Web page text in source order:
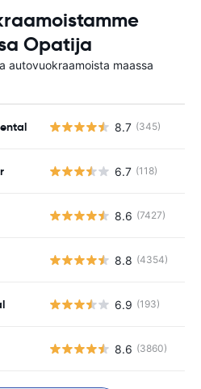
Opatija
autovuokraamoista maassa
8.7 (345)
6.7 (118)
8.6 (7427)
8.8 (4354)
6.9 (193)
8.6 (3860)